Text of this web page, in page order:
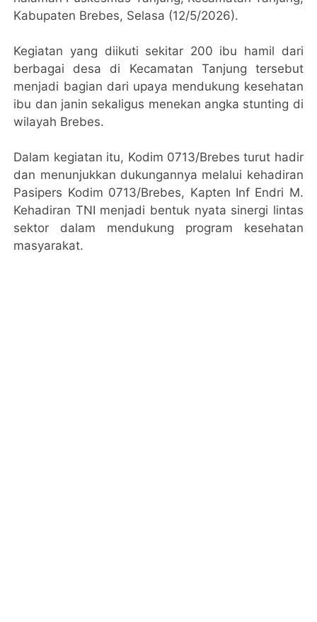
Kabupaten Brebes, Selasa (12/5/2026).
Kegiatan yang diikuti sekitar 200 ibu hamil dari
berbagai desa di Kecamatan Tanjung tersebut
menjadi bagian dari upaya mendukung kesehatan
ibu dan janin sekaligus menekan angka stunting di
wilayah Brebes.
Dalam kegiatan itu, Kodim 0713/Brebes turut hadir
dan menunjukkan dukungannya melalui kehadiran
Pasipers Kodim 0713/Brebes, Kapten Inf Endri M.
Kehadiran TNI menjadi bentuk nyata sinergi lintas
sektor dalam mendukung program kesehatan
masyarakat.